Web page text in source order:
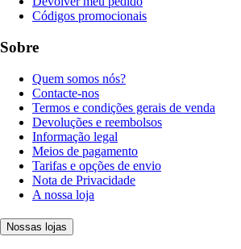
Códigos promocionais
Sobre
Quem somos nós?
Contacte-nos
Termos e condições gerais de venda
Devoluções e reembolsos
Informação legal
Meios de pagamento
Tarifas e opções de envio
Nota de Privacidade
A nossa loja
Nossas lojas